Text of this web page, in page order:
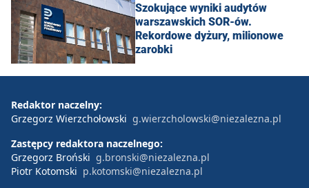
Szokujące wyniki audytów
warszawskich SOR-ów.
Rekordowe dyżury, milionowe
zarobki
Redaktor naczelny:
Grzegorz Wierzchołowski g.wierzcholowski@niezalezna.pl
Zastępcy redaktora naczelnego:
Grzegorz Broński g.bronski@niezalezna.pl
Piotr Kotomski p.kotomski@niezalezna.pl